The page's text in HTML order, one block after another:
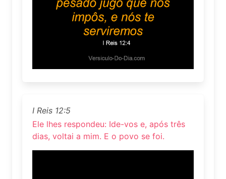
I Reis 12:5
Ele lhes respondeu: Ide-vos e, após três
dias, voltai a mim. E o povo se foi.